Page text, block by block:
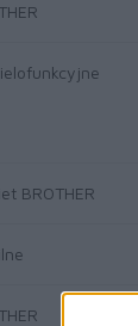
BROTHER